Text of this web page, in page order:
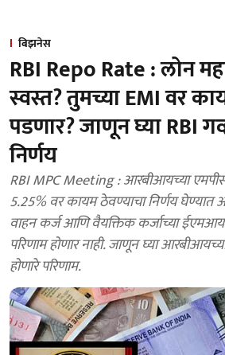
बिझनेस
RBI Repo Rate : लोन
स्वस्त? तुमच्या EMI वर
पडणार? जाणून घ्या RBI
निर्णय
RBI MPC Meeting : आरबीआयच्या
5.25% वर कायम ठेवण्याचा निर्णय
वाहन कर्ज आणि वैयक्तिक कर्जाच्या
परिणाम होणार नाही. जाणून घ्या
होणारे परिणाम.